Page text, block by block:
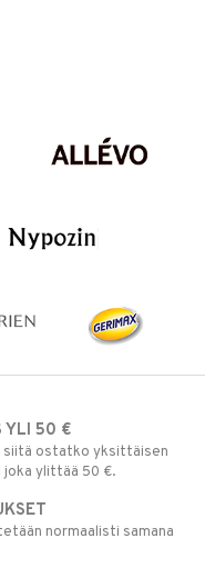
YLI 50 €
siitä ostatko yksittäisen
ylittää 50 €.
normaalisti samana